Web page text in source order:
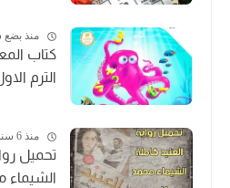
منذ
كتاب
الترم الاول
منذ 6 سنة
الشيماء